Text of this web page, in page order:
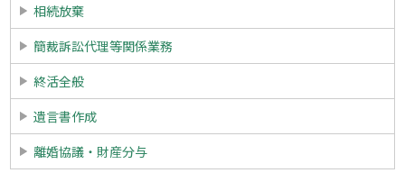
相続放棄
簡裁訴訟代理等関係業務
終活全般
遺言書作成
離婚協議・財産分与